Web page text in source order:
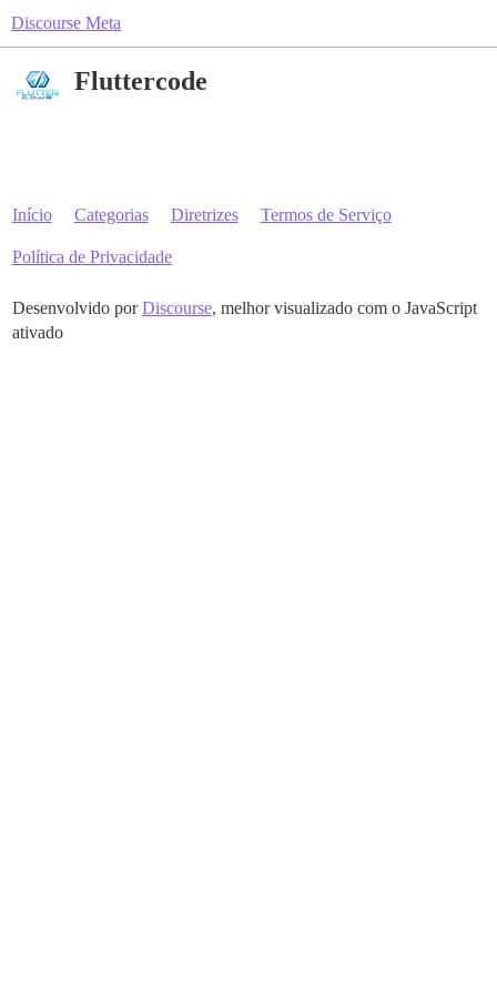
Discourse Meta
Fluttercode
Início Categorias Diretrizes Termos de Serviço
Política de Privacidade
Desenvolvido porDiscourse, melhor visualizado com o JavaScript
ativado